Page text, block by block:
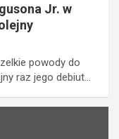
Jr. w
powody do
raz jego debiut…